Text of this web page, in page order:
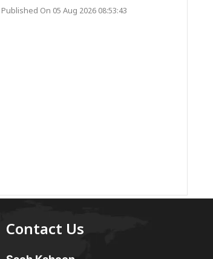
Published On 05 Aug 2026 08:53:43
Contact Us